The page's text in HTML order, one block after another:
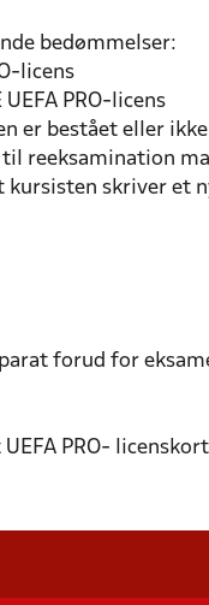
bedømmelser:
licens
PRO-licens
er bestået eller
reeksamination
skriver et
forud for
PRO-